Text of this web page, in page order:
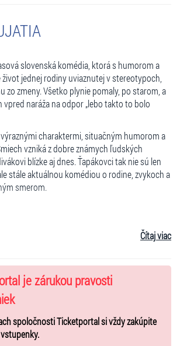
slovenská komédia, ktorá s humorom a
jednej rodiny uviaznutej v stereotypoch,
zo zmeny. Všetko plynie pomaly, po starom, a
naráža na odpor „lebo takto to bolo
charaktermi, situačným humorom a
vzniká z dobre známych ľudských
blízke aj dnes. Ťapákovci tak nie sú len
stále aktuálnou komédiou o rodine, zvykoch a
smerom.
a kol.
Martina Bučková
Vincze st.
Čítaj viac
je zárukou pravosti
spoločnosti Ticketportal si vždy zakúpite